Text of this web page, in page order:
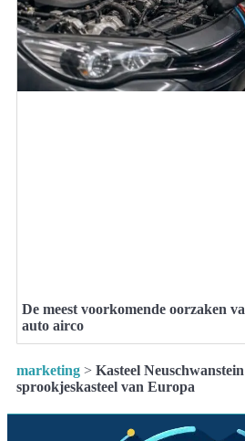
De meest voorkomende oorzaken
auto airco
marketing > Kasteel
sprookjeskasteel van Europa